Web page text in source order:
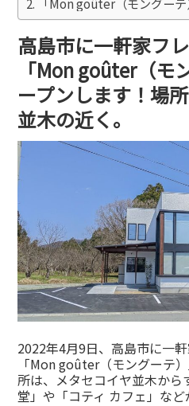
高島市に一軒家フ
「Mon goûter（モ
ープンします！場
並木の近く。
2022年4月9日、高島市に一
「Mon goûter（モングーテ
所は、メタセコイヤ並木か
堂」や「コティ カフェ」など